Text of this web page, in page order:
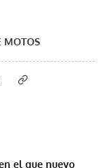
MOTOS
el que nuevo